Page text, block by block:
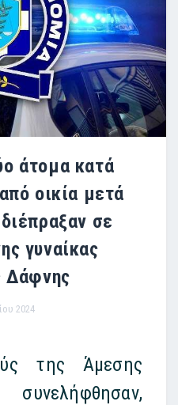
άτομα κατά
οικία μετά
σε
γυναίκας
Δάφνης
2024
της Άμεσης